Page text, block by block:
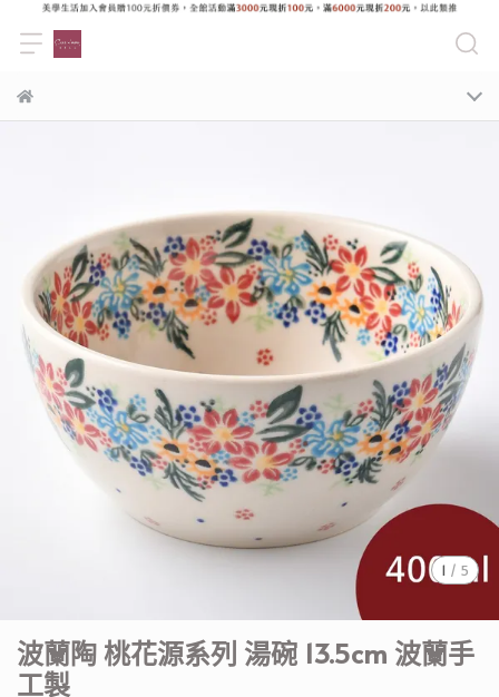
1 / 5
波蘭陶 桃花源系列 湯碗 13.5cm 波蘭手
工製